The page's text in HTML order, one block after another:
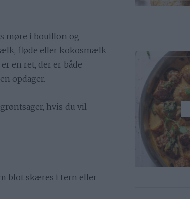
møre i bouillon og
fløde eller kokosmælk
en ret, der er både
opdager.
hvis du vil
blot skæres i tern eller